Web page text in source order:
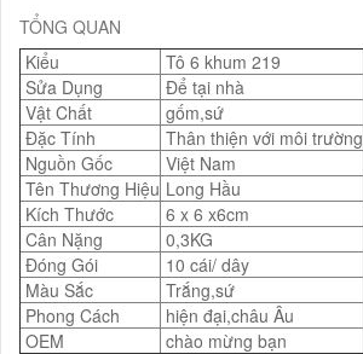
TỔNG QUAN
Kiểu
Tô 6 khum 219
Sửa Dụng
Để tại nhà
Vật Chất
gốm,sứ
Đặc Tính
Thân thiện với môi trường
Nguồn Gốc
Việt Nam
Tên Thương Hiệu Long Hầu
Kích Thước
6 x 6 x6cm
Cân Nặng
0,3KG
Đóng Gói
10 cái/ dây
Màu Sắc
Trắng,sứ
Phong Cách
hiện đại,châu Âu
OEM
chào mừng bạn